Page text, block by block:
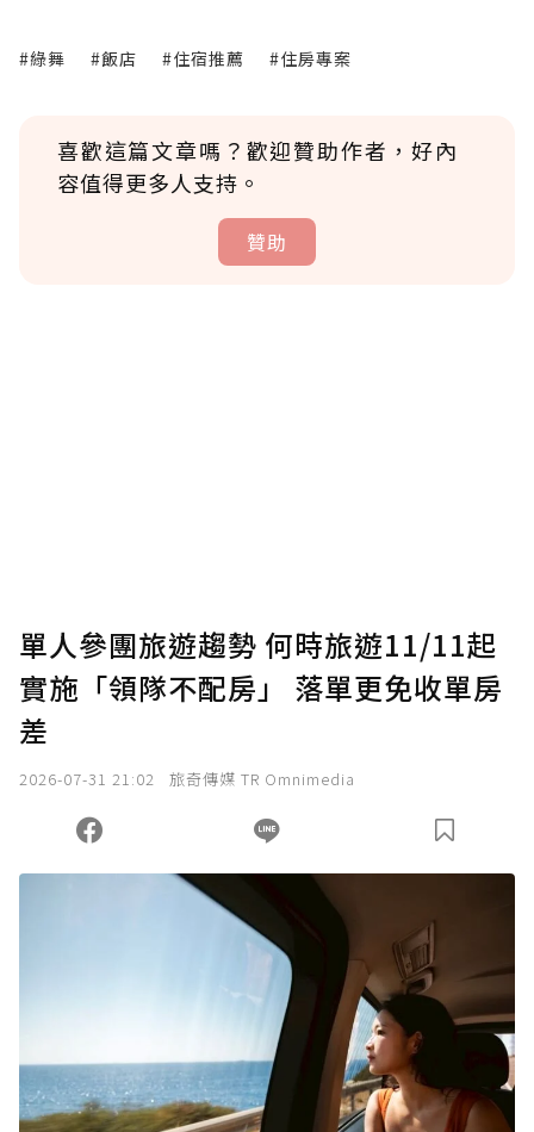
#綠舞 #飯店 #住宿推薦 #住房專案
喜歡這篇文章嗎？歡迎贊助作者，好內
容值得更多人支持。
贊助
確認送出
您當前剩餘 U 利點數：0點；前往 購買點數
單人參團旅遊趨勢 何時旅遊11/11起
實施「領隊不配房」 落單更免收單房
差
2026-07-31 21:02 旅奇傳媒 TR Omnimedia